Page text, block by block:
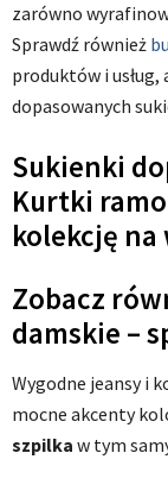
zarówno
Sprawdź również
produktów i
dopasowanych
Sukienki
Kurtki
kolekcję na
Zobacz
damskie –
Wygodne jeansy i
mocne akcenty
szpilka w tym